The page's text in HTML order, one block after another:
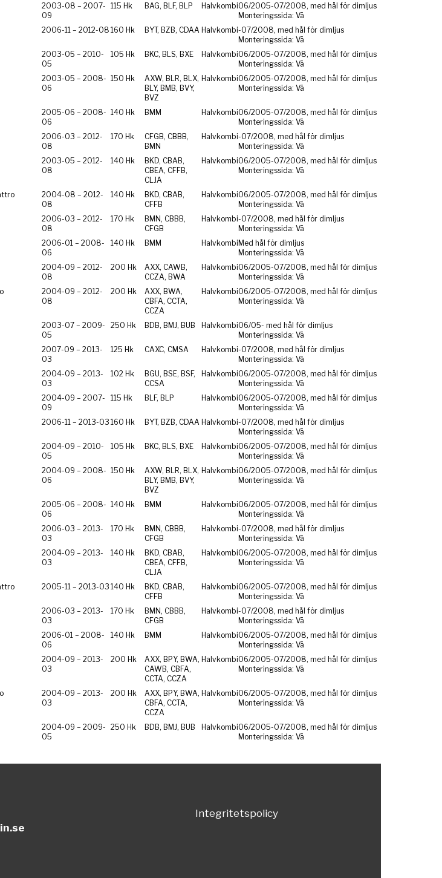
2003-08 – 2007-
09
115 Hk BAG, BLF, BLP Halvkombi06/2005-07/2008, med hål för dimljus
Monteringssida: Vä
2006-11 – 2012-08 160 Hk BYT, BZB, CDAA Halvkombi-07/2008, med hål för dimljus
Monteringssida: Vä
2003-05 – 2010-
05
105 Hk BKC, BLS, BXE Halvkombi06/2005-07/2008, med hål för dimljus
Monteringssida: Vä
2003-05 – 2008-
06
150 Hk
AXW, BLR, BLX,
BLY, BMB, BVY,
BVZ
Halvkombi06/2005-07/2008, med hål för dimljus
Monteringssida: Vä
2005-06 – 2008-
06
140 Hk BMM Halvkombi06/2005-07/2008, med hål för dimljus
Monteringssida: Vä
2006-03 – 2012-
08
170 Hk
CFGB, CBBB,
BMN
Halvkombi-07/2008, med hål för dimljus
Monteringssida: Vä
2003-05 – 2012-
08
140 Hk
BKD, CBAB,
CBEA, CFFB,
CLJA
Halvkombi06/2005-07/2008, med hål för dimljus
Monteringssida: Vä
2004-08 – 2012-
08
140 Hk
BKD, CBAB,
CFFB
Halvkombi06/2005-07/2008, med hål för dimljus
Monteringssida: Vä
2006-03 – 2012-
08
170 Hk
BMN, CBBB,
CFGB
Halvkombi-07/2008, med hål för dimljus
Monteringssida: Vä
2006-01 – 2008-
06
140 Hk BMM Halvkombi Med hål för dimljus
Monteringssida: Vä
2004-09 – 2012-
08
200 Hk
AXX, CAWB,
CCZA, BWA
Halvkombi06/2005-07/2008, med hål för dimljus
Monteringssida: Vä
2004-09 – 2012-
08
200 Hk
AXX, BWA,
CBFA, CCTA,
CCZA
Halvkombi06/2005-07/2008, med hål för dimljus
Monteringssida: Vä
2003-07 – 2009-
05
250 Hk BDB, BMJ, BUB Halvkombi06/05- med hål för dimljus
Monteringssida: Vä
2007-09 – 2013-
03
125 Hk CAXC, CMSA Halvkombi-07/2008, med hål för dimljus
Monteringssida: Vä
2004-09 – 2013-
03
102 Hk
BGU, BSE, BSF,
CCSA
Halvkombi06/2005-07/2008, med hål för dimljus
Monteringssida: Vä
2004-09 – 2007-
09
115 Hk BLF, BLP Halvkombi06/2005-07/2008, med hål för dimljus
Monteringssida: Vä
2006-11 – 2013-03 160 Hk BYT, BZB, CDAA Halvkombi-07/2008, med hål för dimljus
Monteringssida: Vä
2004-09 – 2010-
05
105 Hk BKC, BLS, BXE Halvkombi06/2005-07/2008, med hål för dimljus
Monteringssida: Vä
2004-09 – 2008-
06
150 Hk
AXW, BLR, BLX,
BLY, BMB, BVY,
BVZ
Halvkombi06/2005-07/2008, med hål för dimljus
Monteringssida: Vä
2005-06 – 2008-
06
140 Hk BMM Halvkombi06/2005-07/2008, med hål för dimljus
Monteringssida: Vä
2006-03 – 2013-
03
170 Hk
BMN, CBBB,
CFGB
Halvkombi-07/2008, med hål för dimljus
Monteringssida: Vä
2004-09 – 2013-
03
140 Hk
BKD, CBAB,
CBEA, CFFB,
CLJA
Halvkombi06/2005-07/2008, med hål för dimljus
Monteringssida: Vä
2005-11 – 2013-03 140 Hk
BKD, CBAB,
CFFB
Halvkombi06/2005-07/2008, med hål för dimljus
Monteringssida: Vä
2006-03 – 2013-
03
170 Hk
BMN, CBBB,
CFGB
Halvkombi-07/2008, med hål för dimljus
Monteringssida: Vä
2006-01 – 2008-
06
140 Hk BMM Halvkombi06/2005-07/2008, med hål för dimljus
Monteringssida: Vä
2004-09 – 2013-
03
200 Hk
AXX, BPY, BWA,
CAWB, CBFA,
CCTA, CCZA
Halvkombi06/2005-07/2008, med hål för dimljus
Monteringssida: Vä
2004-09 – 2013-
03
200 Hk
AXX, BPY, BWA,
CBFA, CCTA,
CCZA
Halvkombi06/2005-07/2008, med hål för dimljus
Monteringssida: Vä
2004-09 – 2009-
05
250 Hk BDB, BMJ, BUB Halvkombi06/2005-07/2008, med hål för dimljus
Monteringssida: Vä
Integritetspolicy